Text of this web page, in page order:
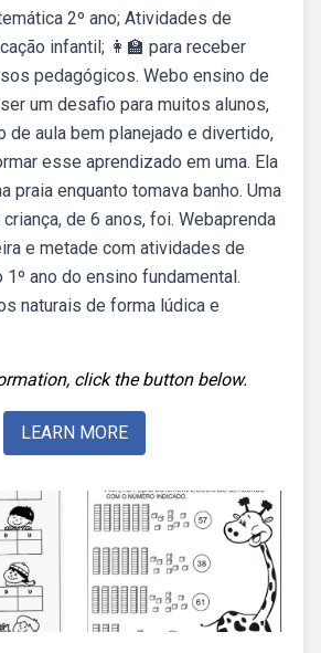
2º ano; Atividades de
infantil; 👩‍🏫 para receber
pedagógicos. Webo ensino de
um desafio para muitos alunos,
de aula bem planejado e divertido,
esse aprendizado em uma. Ela
praia enquanto tomava banho. Uma
de 6 anos, foi. Webaprenda
e metade com atividades de
1º ano do ensino fundamental.
naturais de forma lúdica e
click the button below.
LEARN MORE